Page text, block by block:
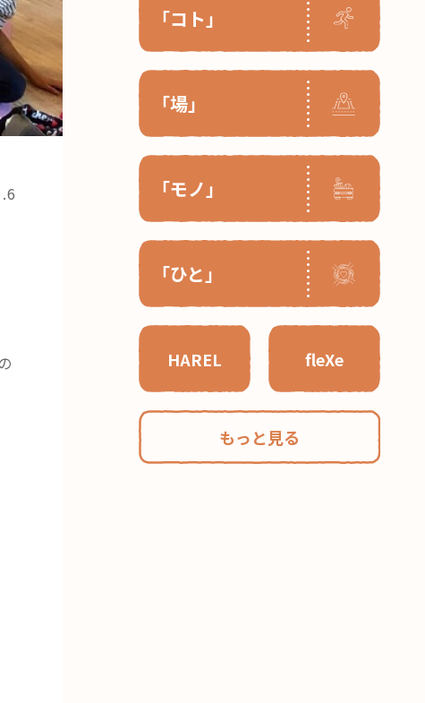
「コト」
「場」
「モノ」
「ひと」
HAREL fleXe
もっと見る